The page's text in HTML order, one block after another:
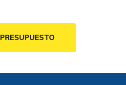
PRESUPUESTO